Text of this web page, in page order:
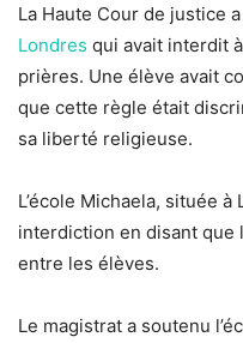
La Haute Cour de justice
Londres qui avait interdit
prières. Une élève avait
que cette règle était
sa liberté religieuse.
L’école Michaela, située
interdiction en disant que
entre les élèves.
Le magistrat a soutenu